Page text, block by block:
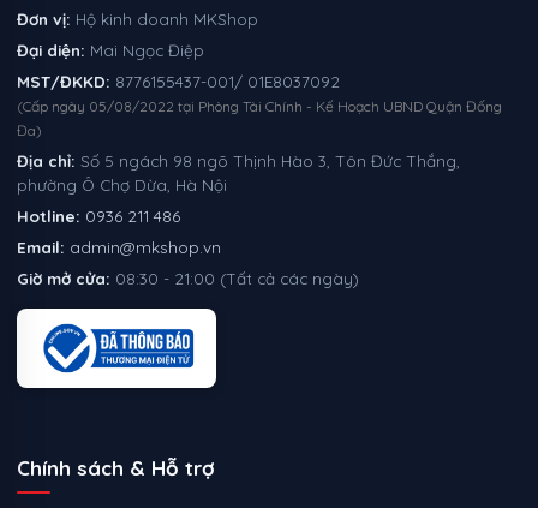
Đơn vị: Hộ kinh doanh MKShop
Đại diện: Mai Ngọc Điệp
MST/ĐKKD: 8776155437-001/ 01E8037092
(Cấp ngày 05/08/2022 tại Phòng Tài Chính - Kế Hoạch UBND Quận Đống
Đa)
Địa chỉ: Số 5 ngách 98 ngõ Thịnh Hào 3, Tôn Đức Thắng,
phường Ô Chợ Dừa, Hà Nội
Hotline: 0936 211 486
Email: admin@mkshop.vn
Giờ mở cửa: 08:30 - 21:00 (Tất cả các ngày)
Chính sách & Hỗ trợ